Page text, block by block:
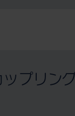
ップリング